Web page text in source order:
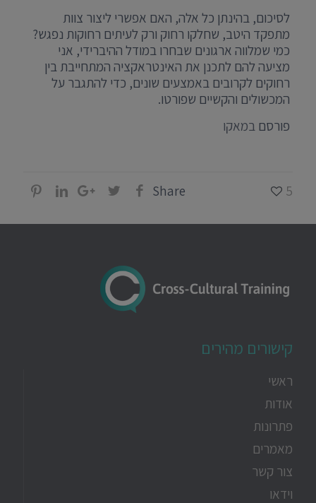
לסיכום, בהינתן כל אלה, האם אפשרי ליצור צוות
מתפקד היטב, שחלקו רחוק ורק לעיתים רחוקות נפגש?
כמי שמלווה ארגונים שבחרו במודל ההיברידי, אני
מציעה להם לתכנן את האינטראקציה המתחייבת בין
רחוקים לקרובים באמצעים שונים, כדי להתגבר על
המכשולים והקשיים שפורטו.
פורסם במאקו
Share 5
קישורים מהירים
ראשי
אודות
פתרונות
מאמרים
צור קשר
וידאו